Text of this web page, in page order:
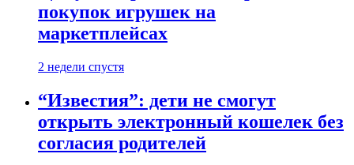
покупок игрушек на
маркетплейсах
2 недели спустя
“Известия”: дети не смогут
открыть электронный кошелек без
согласия родителей